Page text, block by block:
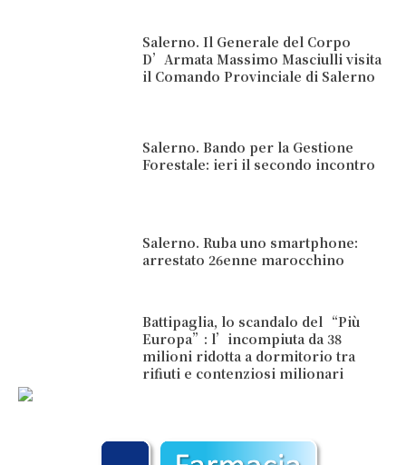
Salerno. Il Generale del Corpo
D’Armata Massimo Masciulli visita
il Comando Provinciale di Salerno
Salerno. Bando per la Gestione
Forestale: ieri il secondo incontro
Salerno. Ruba uno smartphone:
arrestato 26enne marocchino
Battipaglia, lo scandalo del “Più
Europa”: l’incompiuta da 38
milioni ridotta a dormitorio tra
rifiuti e contenziosi milionari